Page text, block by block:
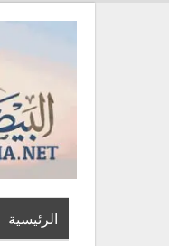
الرئيسية